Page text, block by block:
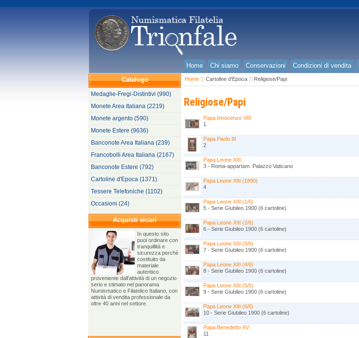
Home Chi siamo Conservazioni Condizioni di vendita
Catalogo
Medaglie-Fregi-Distintivi (990)
Monete Area Italiana (2219)
Monete argento (590)
Monete Estere (9636)
Banconote Area Italiana (239)
Francobolli Area Italiana (2167)
Banconote Estere (792)
Cartoline d'Epoca (1371)
Tessere Telefoniche (1102)
Occasioni (24)
Acquisti sicuri
In questo sito
puoi ordinare con
tranquillità e
sicurezza perchè
costituito da
materiale
autentico
proveniente dall'attività di un negozio
serio e stimato nel panorama
Numismatico e Filatelico Italiano, con
attività di vendita professionale da
oltre 40 anni nel settore.
Home Cartoline d'Epoca Religiose/Papi
Religiose/Papi
Papa Innocenzo VIII
1
Papa Paolo III
2
Papa Leone XIII
3 - Roma-appartam. Palazzo Vaticano
Papa Leone XIII (1890)
4
Papa Leone XIII (1/6)
5 - Serie Giubileo 1900 (6 cartoline)
Papa Leone XIII (2/6)
6 - Serie Giubileo 1900 (6 cartoline)
Papa Leone XIII (3/6)
7 - Serie Giubileo 1900 (6 cartoline)
Papa Leone XIII (4/6)
8 - Serie Giubileo 1900 (6 cartoline)
Papa Leone XIII (5/6)
9 - Serie Giubileo 1900 (6 cartoline)
Papa Leone XIII (6/6)
10 - Serie Giubileo 1900 (6 cartoline)
Papa Benedetto XV
11